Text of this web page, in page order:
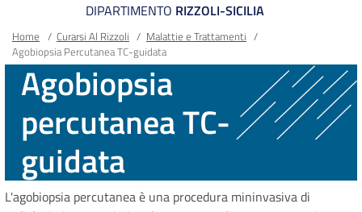
DIPARTIMENTO RIZZOLI-SICILIA
Main container
Briciole
di
pane
Home / Curarsi Al Rizzoli / Malattie e Trattamenti /
Agobiopsia Percutanea TC-guidata
Agobiopsia
percutanea TC-
guidata
L'agobiopsia percutanea è una procedura mininvasiva di